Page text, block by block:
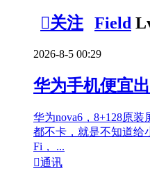
关注 Field
2026-8-5 00:29
华为手机便宜
华为nova6，8+128原
都不卡，就是不知道给
Fi， ...
通讯